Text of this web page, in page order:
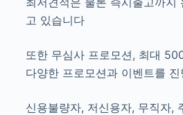
고 있습니다
또한 무심사 프로모션, 최대
다양한 프로모션과 이벤트를
신용불량자, 저신용자, 무직자,